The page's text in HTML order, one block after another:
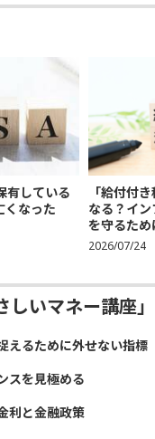
有している
くなった
「給付付
なる？イ
を守るため
2026/07/24
しいマネー講座
えるために外せない指標
スを見極める
利と金融政策